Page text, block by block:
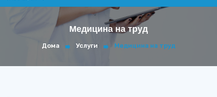
Медицина на труд
Дома Услуги Медицина на труд